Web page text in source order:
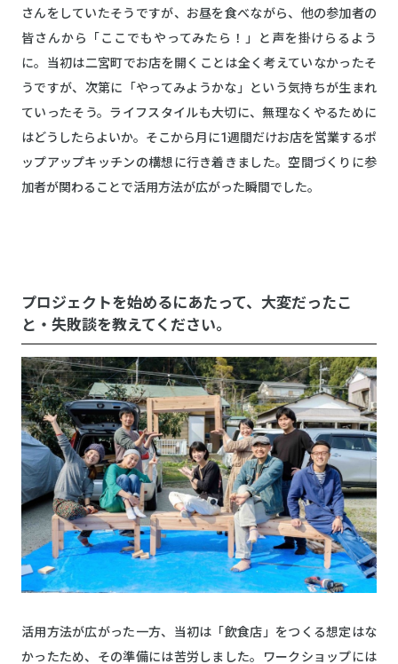
さんをしていたそうですが、お昼を食べながら、他の参加者の
皆さんから「ここでもやってみたら！」と声を掛けらるよう
に。当初は二宮町でお店を開くことは全く考えていなかったそ
うですが、次第に「やってみようかな」という気持ちが生まれ
ていったそう。ライフスタイルも大切に、無理なくやるために
はどうしたらよいか。そこから月に1週間だけお店を営業するポ
ップアップキッチンの構想に行き着きました。空間づくりに参
加者が関わることで活用方法が広がった瞬間でした。
プロジェクトを始めるにあたって、大変だったこ
と・失敗談を教えてください。
活用方法が広がった一方、当初は「飲食店」をつくる想定はな
かったため、その準備には苦労しました。ワークショップには